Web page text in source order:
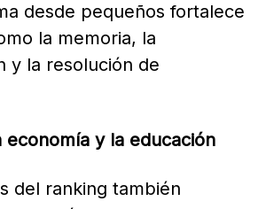
desde pequeños fortalece
la memoria, la
y la resolución de
economía y la educación
del ranking también